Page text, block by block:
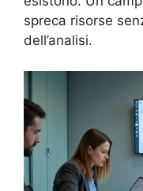
spreca risorse
dell’analisi.